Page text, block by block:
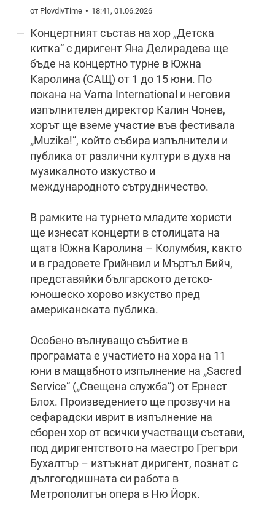
от PlovdivTime 18:41, 01.06.2026
Концертният състав на хор „Детска
китка“ с диригент Яна Делирадева ще
бъде на концертно турне в Южна
Каролина (САЩ) от 1 до 15 юни. По
покана на Varna International и неговия
изпълнителен директор Калин Чонев,
хорът ще вземе участие във фестивала
„Muzika!“, който събира изпълнители и
публика от различни култури в духа на
музикалното изкуство и
международното сътрудничество.
В рамките на турнето младите хористи
ще изнесат концерти в столицата на
щата Южна Каролина – Колумбия, както
и в градовете Грийнвил и Мъртъл Бийч,
представяйки българското детско-
юношеско хорово изкуство пред
американската публика.
Особено вълнуващо събитие в
програмата е участието на хора на 11
юни в мащабното изпълнение на „Sacred
Service“ („Свещена служба“) от Ернест
Блох. Произведението ще прозвучи на
сефарадски иврит в изпълнение на
сборен хор от всички участващи състави,
под диригентството на маестро Грегъри
Бухалтър – изтъкнат диригент, познат с
дългогодишната си работа в
Метрополитън опера в Ню Йорк.